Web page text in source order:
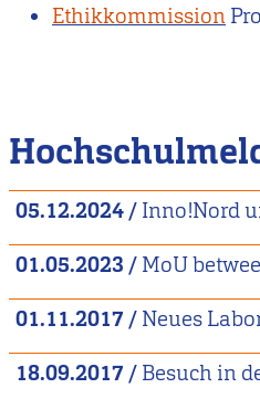
Ethikkommission
05.12.2024/ Inno!Nord
01.05.2023 / MoU
01.11.2017 / Neues
18.09.2017 / Besuch in